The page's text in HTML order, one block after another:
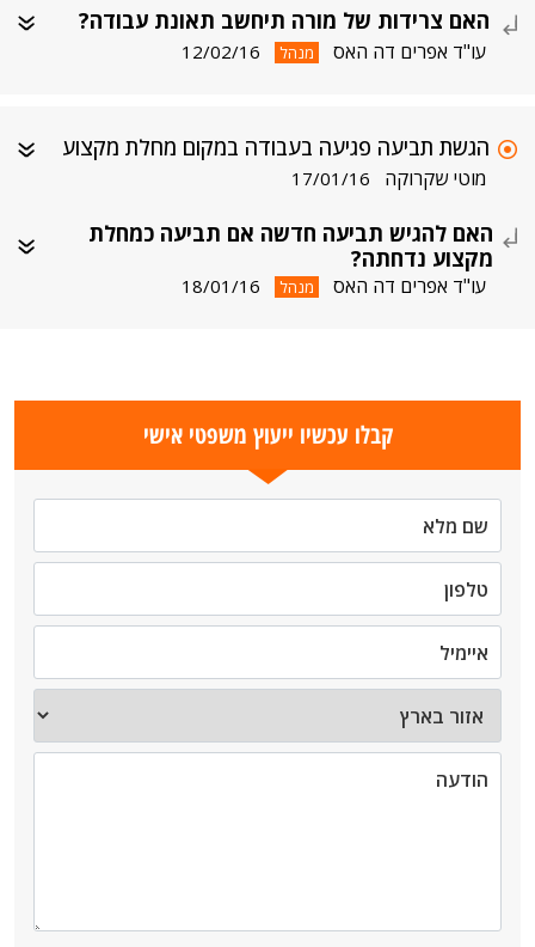
האם צרידות של מורה תיחשב תאונת עבודה?
עו"ד אפרים דה האס מנהל 12/02/16
הגשת תביעה פגיעה בעבודה במקום מחלת מקצוע
מוטי שקרוקה 17/01/16
האם להגיש תביעה חדשה אם תביעה כמחלת
מקצוע נדחתה?
עו"ד אפרים דה האס מנהל 18/01/16
קבלו עכשיו ייעוץ משפטי אישי